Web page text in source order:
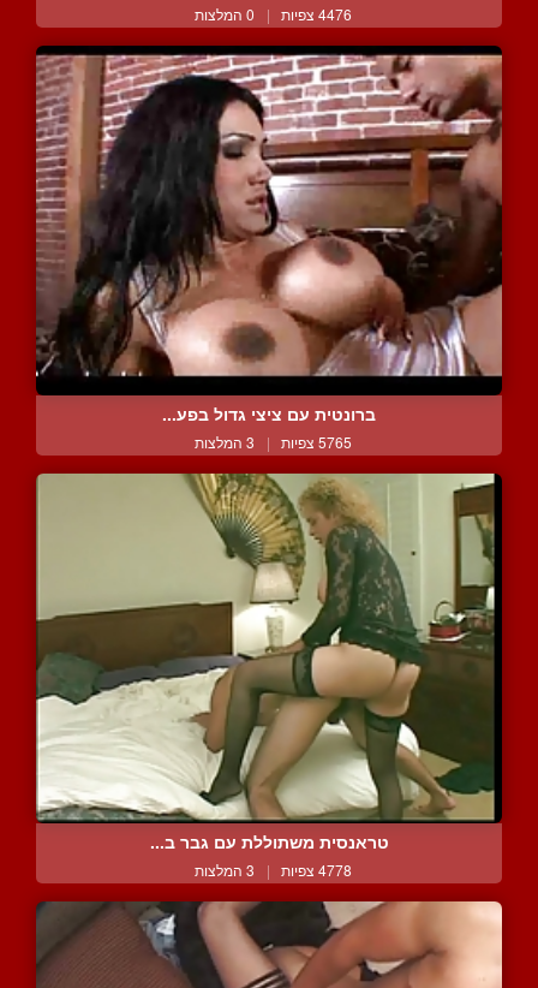
4476 צפיות | 0 המלצות
ברונטית עם ציצי גדול בפע...
5765 צפיות | 3 המלצות
טראנסית משתוללת עם גבר ב...
4778 צפיות | 3 המלצות